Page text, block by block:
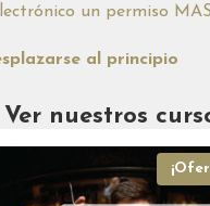
un permiso
al principio
Ver nuestros